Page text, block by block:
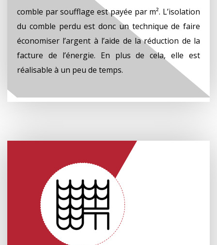
comble par soufflage est payée par m². L’isolation
du comble perdu est donc un technique de faire
économiser l’argent à l’aide de la réduction de la
facture de l’énergie. En plus de cela, elle est
réalisable à un peu de temps.